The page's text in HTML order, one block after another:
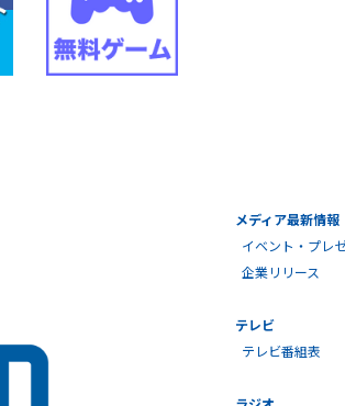
メディア最新情報
イベント・プレ
企業リリース
テレビ
テレビ番組表
ラジオ